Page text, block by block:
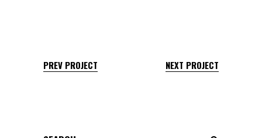
PREV PROJECT NEXT PROJECT